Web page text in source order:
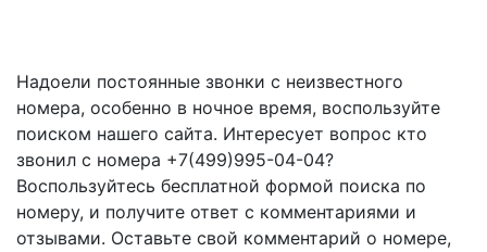
Надоели постоянные звонки с неизвестного
номера, особенно в ночное время, воспользуйте
поиском нашего сайта. Интересует вопрос кто
звонил с номера +7(499)995-04-04?
Воспользуйтесь бесплатной формой поиска по
номеру, и получите ответ с комментариями и
отзывами. Оставьте свой комментарий о номере,